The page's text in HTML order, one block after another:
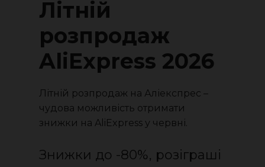
Літній
розпродаж
AliExpress 2026
Літній розпродаж на Аліекспрес –
чудова можливість отримати
знижки на AliExpress у червні.
Знижки до -80%, розіграші